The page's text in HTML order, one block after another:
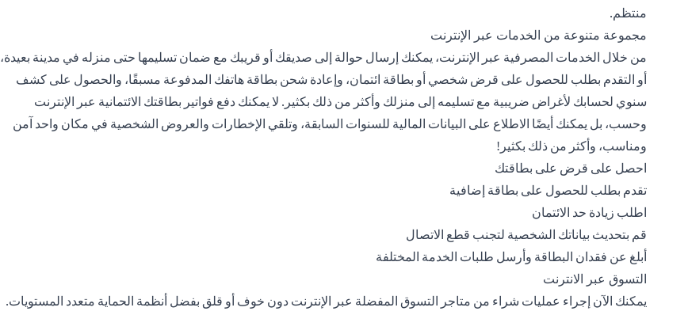
منتظم.
مجموعة متنوعة من الخدمات عبر الإنترنت
من خلال الخدمات المصرفية عبر الإنترنت، يمكنك إرسال حوالة إلى صديقك أو قريبك مع ضمان تسليمها حتى منزله في مدينة بعيدة،
أو التقدم بطلب للحصول على قرض شخصي أو بطاقة ائتمان، وإعادة شحن بطاقة هاتفك المدفوعة مسبقًا، والحصول على كشف
سنوي لحسابك لأغراض ضريبية مع تسليمه إلى منزلك وأكثر من ذلك بكثير. لا يمكنك دفع فواتير بطاقتك الائتمانية عبر الإنترنت
وحسب، بل يمكنك أيضًا الاطلاع على البيانات المالية للسنوات السابقة، وتلقي الإخطارات والعروض الشخصية في مكان واحد آمن
ومناسب، وأكثر من ذلك بكثير!
احصل على قرض على بطاقتك
تقدم بطلب للحصول على بطاقة إضافية
اطلب زيادة حد الائتمان
قم بتحديث بياناتك الشخصية لتجنب قطع الاتصال
أبلغ عن فقدان البطاقة وأرسل طلبات الخدمة المختلفة
التسوق عبر الانترنت
يمكنك الآن إجراء عمليات شراء من متاجر التسوق المفضلة عبر الإنترنت دون خوف أو قلق بفضل أنظمة الحماية متعدد المستويات.